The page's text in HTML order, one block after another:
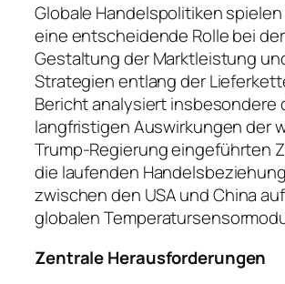
Globale Handelspolitiken
eine entscheidende Rolle bei der
Gestaltung der Marktleistung
Strategien entlang der
Bericht analysiert insbesondere
langfristigen Auswirkungen der
Trump-Regierung eingeführten
die laufenden
zwischen den USA und China
globalen
Zentrale Herausforderungen